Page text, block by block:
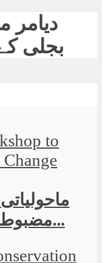
دیامر
بجلی
مضبوط بنانے کے لیے پی آئی...